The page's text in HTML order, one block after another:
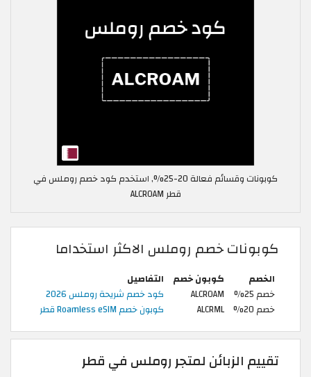
كوبونات وقسائم فعالة 20-25%, استخدم كود خصم روملس في
قطر ALCROAM
كوبونات خصم روملس الاكثر استخداما
الخصم كوبون خصم
التفاصيل
خصم 25%
ALCROAM
كود خصم شريحة روملس 2026
خصم 20%
ALCRML كوبون خصم Roamless eSIM قطر
تقييم الزبائن لمتجر روملس في قطر